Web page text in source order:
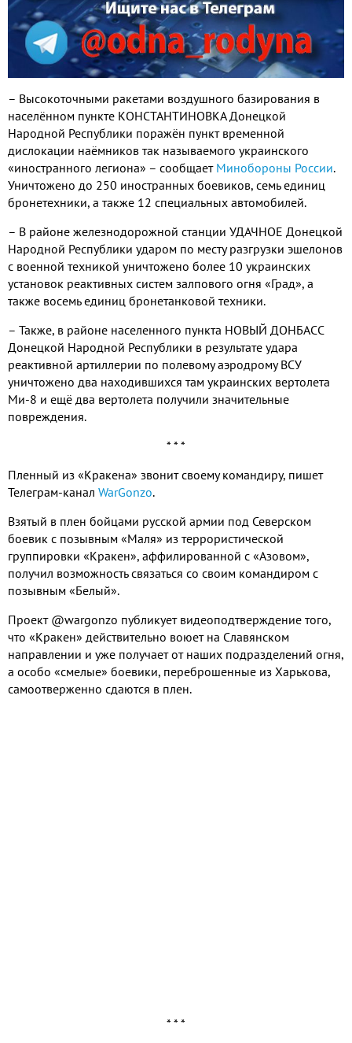
– Высокоточными ракетами воздушного базирования в
населённом пункте КОНСТАНТИНОВКА Донецкой
Народной Республики поражён пункт временной
дислокации наёмников так называемого украинского
«иностранного легиона» – сообщает Минобороны России.
Уничтожено до 250 иностранных боевиков, семь единиц
бронетехники, а также 12 специальных автомобилей.
– В районе железнодорожной станции УДАЧНОЕ Донецкой
Народной Республики ударом по месту разгрузки эшелонов
с военной техникой уничтожено более 10 украинских
установок реактивных систем залпового огня «Град», а
также восемь единиц бронетанковой техники.
– Также, в районе населенного пункта НОВЫЙ ДОНБАСС
Донецкой Народной Республики в результате удара
реактивной артиллерии по полевому аэродрому ВСУ
уничтожено два находившихся там украинских вертолета
Ми-8 и ещё два вертолета получили значительные
повреждения.
* * *
Пленный из «Кракена» звонит своему командиру, пишет
Телеграм-канал WarGonzo.
Взятый в плен бойцами русской армии под Северском
боевик с позывным «Маля» из террористической
группировки «Кракен», аффилированной с «Азовом»,
получил возможность связаться со своим командиром с
позывным «Белый».
Проект @wargonzo публикует видеоподтверждение того,
что «Кракен» действительно воюет на Славянском
направлении и уже получает от наших подразделений огня,
а особо «смелые» боевики, переброшенные из Харькова,
самоотверженно сдаются в плен.
* * *